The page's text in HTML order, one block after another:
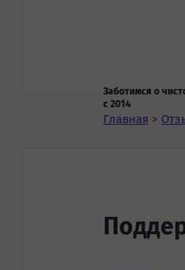
Заботимся о
с 2014
Главная >